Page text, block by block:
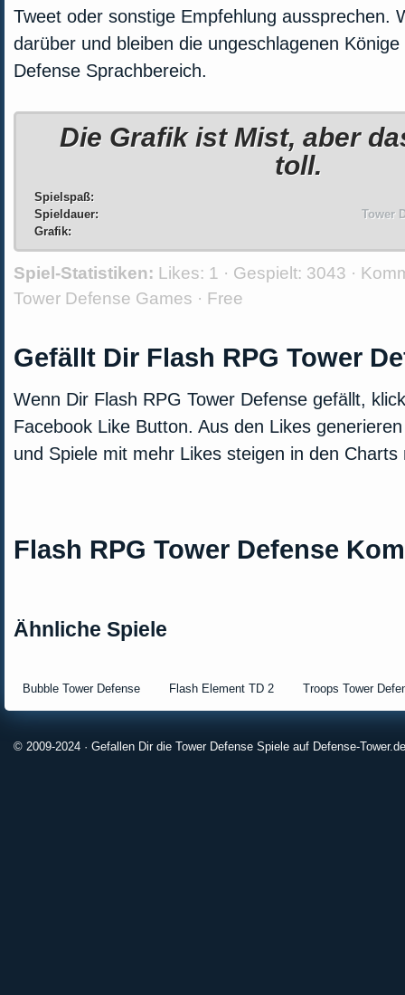
Tweet oder sonstige Empfehlung aussprechen.
darüber und bleiben die ungeschlagenen
Defense Sprachbereich.
Die Grafik ist Mist, aber
toll.
Tower
Spielspaß:
Spieldauer:
Grafik:
Spiel-Statistiken: Likes: 1 · Gespielt: 3043 ·
Tower Defense Games · Free
Gefällt Dir Flash RPG Tower
Wenn Dir Flash RPG Tower Defense gefällt,
Facebook Like Button. Aus den Likes
und Spiele mit mehr Likes steigen in den Charts
Flash RPG Tower Defense
Ähnliche Spiele
Bubble Tower Defense Flash Element TD 2 Troops Tower
© 2009-2024 · Gefallen Dir die Tower Defense Spiele auf Defense-